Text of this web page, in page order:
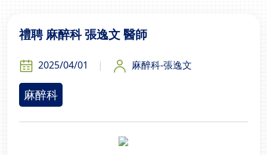
禮聘 麻醉科 張逸文 醫師
2025/04/01 麻醉科-張逸文
麻醉科